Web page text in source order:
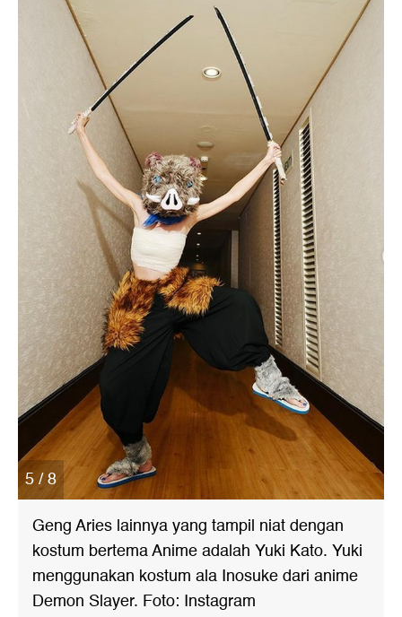
5 / 8
Geng Aries lainnya yang tampil niat dengan
kostum bertema Anime adalah Yuki Kato. Yuki
menggunakan kostum ala Inosuke dari anime
Demon Slayer. Foto: Instagram